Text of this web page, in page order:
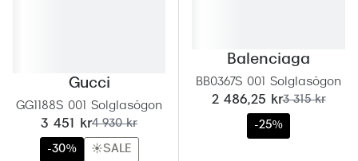
Gucci
GG1188S 001 Solglasögon
nu:
3 451 krtidigare pris:
4 930 kr
-30% ☀️SALE
Balenciaga
BB0367S 001 Solglasögon
nu:
2 486,25 krtidigare pris:
3 315 kr
-25%